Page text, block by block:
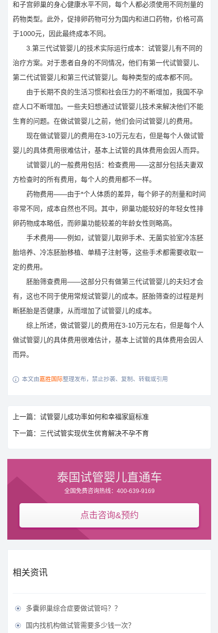
和子宫卵巢的身心健康水平不同，每个人都必须使用不同剂量的
药物类型。此外，促排卵药物可分为国内和进口药物，价格可高
于1000元，因此最终成本不同。
3.第三代试管婴儿的技术实际运行成本：试管婴儿有不同的
治疗方案。对于患者自身的不同情况，他们有第一代试管婴儿、
第二代试管婴儿和第三代试管婴儿。每种类型的成本都不同。
由于长期不良的生活习惯和社会压力的不断增加，我国不孕
症人口不断增加。一些夫妇想通过试管婴儿技术来解决他们不能
生育的问题。在做试管婴儿之前，他们会问试管婴儿的费用。
现在做试管婴儿的费用在3-10万元左右，但是每个人做试管
婴儿的具体费用很难估计，基本上试管的具体费用会因人而异。
试管婴儿的一般费用包括：检查费用——这部分包括夫妻双
方检查时的所有费用，每个人的费用都不一样。
药物费用——由于*个人体质的差异，每个卵子的剂量和时间
非常不同，成本自然也不同。其中，卵巢功能较好的年轻女性排
卵药物成本略低，而卵巢功能较差的年龄女性则略高。
手术费用——例如，试管婴儿取卵手术、无菌实验室冷冻胚
胎培养、冷冻胚胎移植、单精子注射等，这些手术都需要收取一
定的费用。
胚胎筛查费用——这部分只有做第三代试管婴儿的夫妇才会
有，这也不同于使用常规试管婴儿的成本。胚胎筛查的过程是判
断胚胎是否健康，从而增加了试管婴儿的成本。
综上所述，做试管婴儿的费用在3-10万元左右，但是每个人
做试管婴儿的具体费用很难估计，基本上试管的具体费用会因人
而异。
 本文由嘉胜国际整理发布，禁止抄袭、复制、转载或引用
上一篇：试管婴儿成功率如何和幸福家庭标准
下一篇：三代试管实现优生优育解决不孕不育
泰国试管婴儿直通车
全国免费咨询热线：400-639-9169
点击咨询&预约
相关资讯
 多囊卵巢综合症要做试管吗？？
 国内找机构做试管需要多少钱一次？